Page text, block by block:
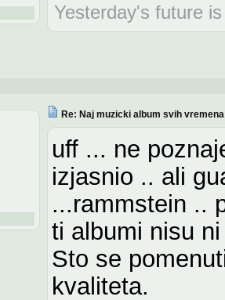
Yesterday's future
Re: Naj muzicki album svih vremena
uff ... ne
izjasnio .. ali
...rammstein ..
ti albumi nisu
Sto se
kvaliteta.